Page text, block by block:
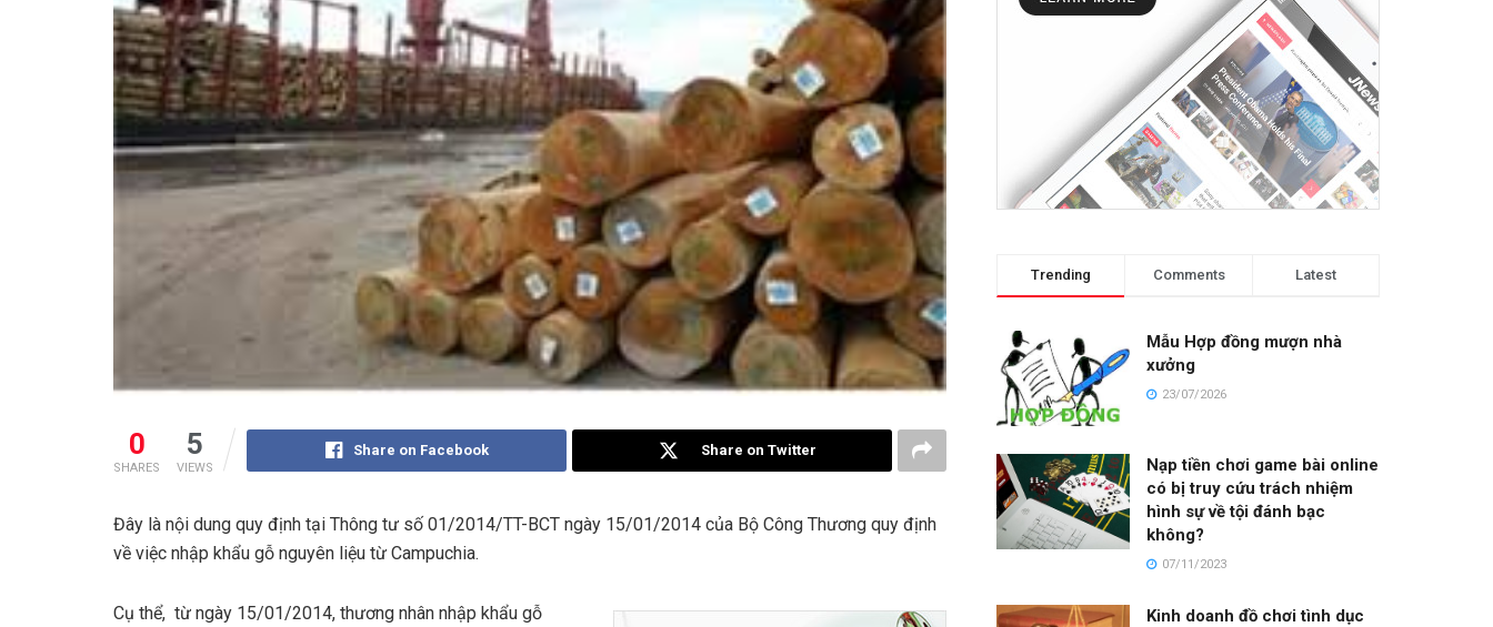
0
SHARES
5
VIEWS
Share on Facebook Share on Twitter
Đây là nội dung quy định tại Thông tư số 01/2014/TT-BCT ngày 15/01/2014 của Bộ Công Thương quy định
về việc nhập khẩu gỗ nguyên liệu từ Campuchia.
Cụ thể, từ ngày 15/01/2014, thương nhân nhập khẩu gỗ
Trending Comments Latest
Mẫu Hợp đồng mượn nhà
xưởng
23/07/2026
Nạp tiền chơi game bài online
có bị truy cứu trách nhiệm
hình sự về tội đánh bạc
không?
07/11/2023
Kinh doanh đồ chơi tình dục